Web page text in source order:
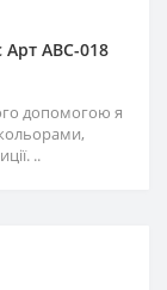
Арт АВС-018
допомогою я
..